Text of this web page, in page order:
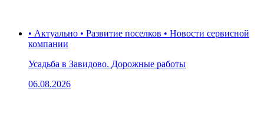
• Актуально • Развитие поселков • Новости сервисной
компании
Усадьба в Завидово. Дорожные работы
06.08.2026